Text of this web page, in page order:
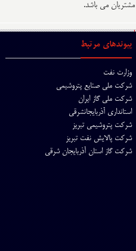
مشتریان می باشد.
پیوندهای مرتبط
وزارت نفت
شرکت ملی صنایع پتروشیمی
شرکت ملی گاز ایران
استانداری آذربایجانشرقی
شرکت پتروشیمی تبریز
شرکت پالایش نفت تبریز
شرکت گاز استان آذربایجان شرقی